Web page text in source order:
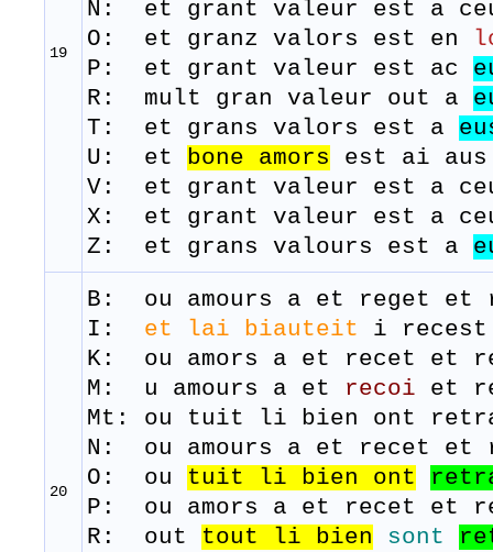
19
N: et grant valeur est a
O: et granz valors est en
P: et grant valeur est ac
R: mult gran valeur out a
T: et grans valors est a
U: et bone amors est ai aus
V: et grant valeur est a
X: et grant valeur est a
Z: et grans valours est a
20
B: ou amours a et reget et
I: et lai biauteit i
K: ou amors a et recet et
M: u amours a et recoi et
Mt: ou tuit li bien ont
N: ou amours a et recet
O: ou tuit li bien ont
P: ou amors a et recet et
R: out tout li bien sont